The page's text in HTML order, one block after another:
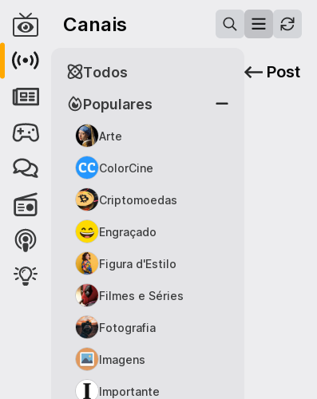
Canais
Populares
Arte
ColorCine
Criptomoedas
Engraçado
Figura d'Estilo
Filmes e Séries
Fotografia
Imagens
Importante
Todos Post